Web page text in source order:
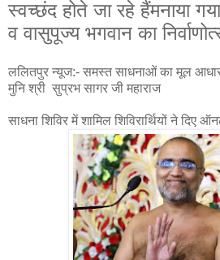
स्वच्छंद होते जा रहे हैंमनाया
व वासुपूज्य भगवान का
ललितपुर न्यूज:- समस्त साधनाओं का मूल आधार
मुनि श्री सुप्रभ सागर जी महाराज
साधना शिविर में शामिल शिविरार्थियों ने दिए